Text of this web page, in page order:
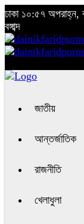
ঢাকা ১০:৫৭ অপরাহ্ন,
বঙ্গাব্দ
জাতীয়
আন্তর্জাতিক
রাজনীতি
খেলাধুলা